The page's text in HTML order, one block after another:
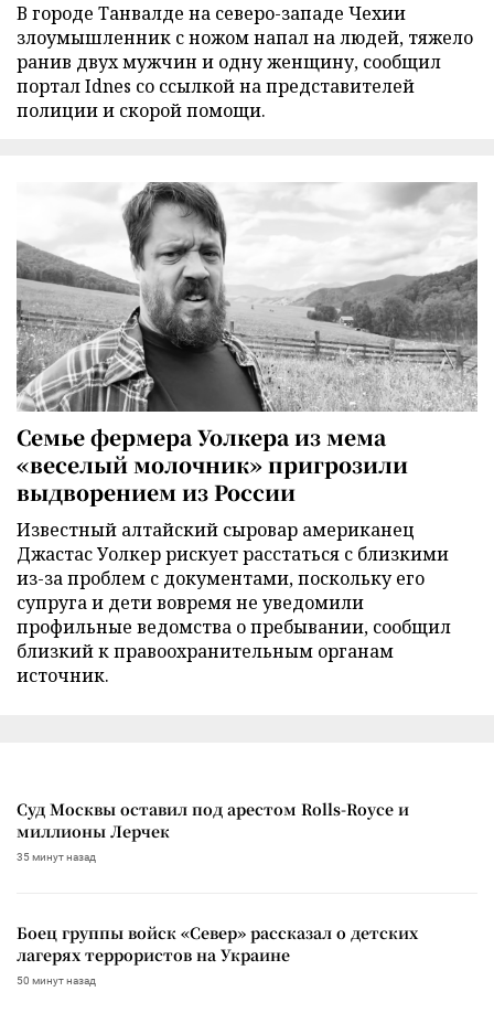
В городе Танвалде на северо-западе Чехии
злоумышленник с ножом напал на людей, тяжело
ранив двух мужчин и одну женщину, сообщил
портал Idnes со ссылкой на представителей
полиции и скорой помощи.
Семье фермера Уолкера из мема
«веселый молочник» пригрозили
выдворением из России
Известный алтайский сыровар американец
Джастас Уолкер рискует расстаться с близкими
из-за проблем с документами, поскольку его
супруга и дети вовремя не уведомили
профильные ведомства о пребывании, сообщил
близкий к правоохранительным органам
источник.
Суд Москвы оставил под арестом Rolls-Royce и
миллионы Лерчек
35 минут назад
Боец группы войск «Север» рассказал о детских
лагерях террористов на Украине
50 минут назад